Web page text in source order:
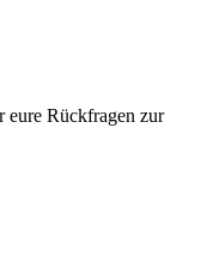
eure Rückfragen zur